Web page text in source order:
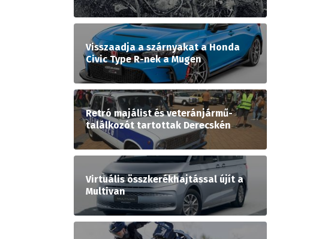
Visszaadja a szárnyakat a Honda
Civic Type R-nek a Mugen
Retró majálist és veteránjármű-
találkozót tartottak Derecskén
Virtuális összkerékhajtással újít a
Multivan